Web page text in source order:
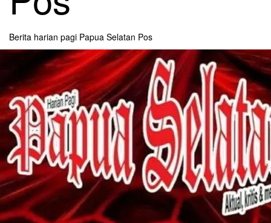
Berita harian pagi Papua Selatan Pos
Primary